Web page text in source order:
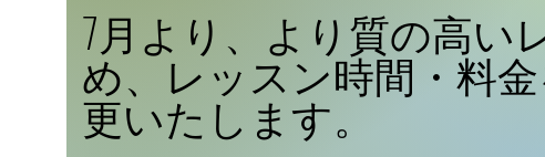
7月より、より質の高い
め、レッスン時間・料
更いたします。